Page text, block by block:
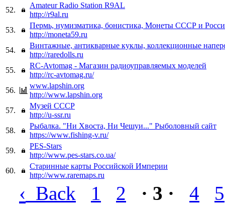
52.
Amateur Radio Station R9AL
http://r9al.ru
53.
Пермь, нумизматика, бонистика, Монеты СССР и
http://moneta59.ru
54.
Винтажные, антикварные куклы, коллекционные
http://raredolls.ru
55.
RC-Avtomag - Магазин радиоуправляемых моделей
http://rc-avtomag.ru/
56.
www.lapshin.org
http://www.lapshin.org
57.
Музей СССР
http://u-ssr.ru
58.
Рыбалка. "Ни Хвоста, Ни Чешуи..." Рыболовный сайт
https://www.fishing-v.ru/
59.
PES-Stars
http://www.pes-stars.co.ua/
60.
Старинные карты Российской Империи
http://www.raremaps.ru
‹ Back 1 2 · 3 · 4 5